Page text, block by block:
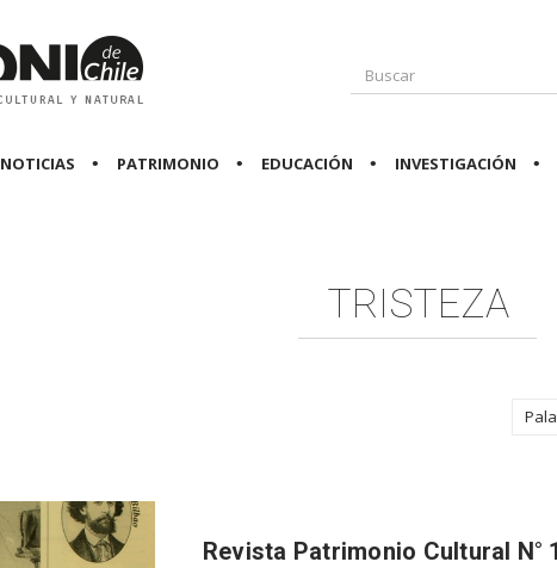
NOTICIAS PATRIMONIO EDUCACIÓN INVESTIGACIÓN
TRISTEZA
Revista Patrimonio Cultural N°